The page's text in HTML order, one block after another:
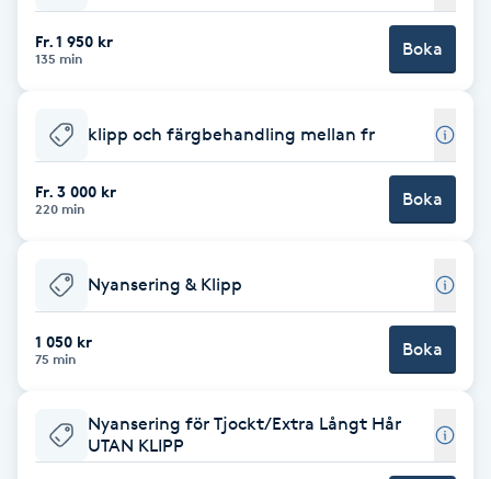
Bottenfärg
Brynfärgning
Brynplockning
Celluliter
Color correction
Fr. 1 950 kr
135 min Boka
klipp och färgbehandling mellan fr
Fr. 3 000 kr
220 min Boka
Nyansering & Klipp
1 050 kr
75 min Boka
Nyansering för Tjockt/Extra Långt Hår
UTAN KLIPP